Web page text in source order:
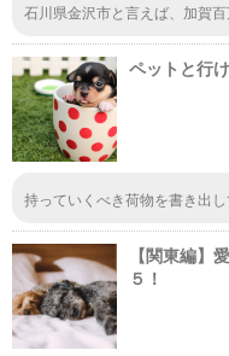
石川県金沢市と言えば、加賀
てロマンチックだと思います
シュできそうだな。ペットと行
持っていくべき荷物を書き出
ったな」と思うことが何度か
つチェックしてからにしたい
【関東編】
５！